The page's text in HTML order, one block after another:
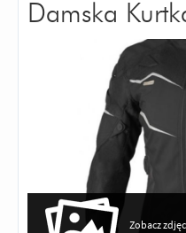
Damska
Zobacz